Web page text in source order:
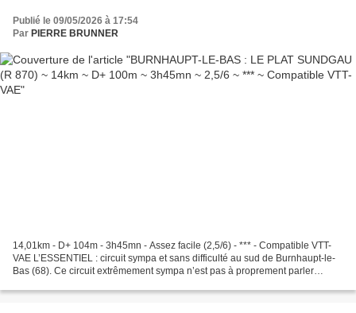
Publié le 09/05/2026 à 17:54
Par PIERRE BRUNNER
14,01km - D+ 104m - 3h45mn - Assez facile (2,5/6) - *** - Compatible VTT-
VAE L’ESSENTIEL : circuit sympa et sans difficulté au sud de Burnhaupt-le-
Bas (68). Ce circuit extrêmement sympa n’est pas à proprement parler